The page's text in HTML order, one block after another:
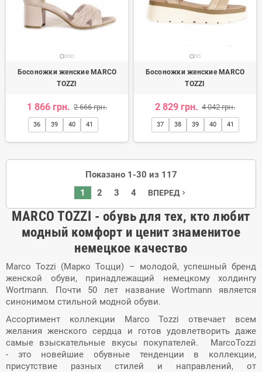
Босоножки женские MARCO
TOZZI
1 866 грн. 2 666 грн.
36 39 40 41
Босоножки женские MARCO
TOZZI
2 829 грн. 4 042 грн.
37 38 39 40 41
Показано 1-30 из 117
1
2 3 4 ВПЕРЕДnavigate_next
MARCO TOZZI - обувь для тех, кто любит
модный комфорт и ценит знаменитое
немецкое качество
Marco Tozzi (Марко Тоцци) – молодой, успешный бренд
женской обуви, принадлежащий немецкому холдингу
Wortmann. Почти 50 лет название Wortmann является
синонимом стильной модной обуви.
Ассортимент коллекции Marco Tozzi отвечает всем
желания женского сердца и готов удовлетворить даже
самые взыскательные вкусы покупателей. MarcoTozzi
- это новейшие обувные тенденции в коллекции,
присутствие разных стилей и направлений, от